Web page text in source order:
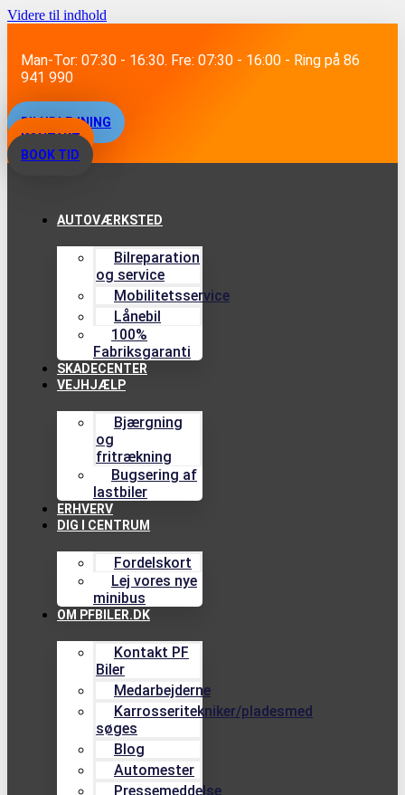
Videre til indhold
Man-Tor: 07:30 - 16:30. Fre: 07:30 - 16:00 - Ring på 86
941 990
BILUDLEJNING
KONTAKT
BOOK TID
AUTOVÆRKSTED
Bilreparation
og service
Mobilitetsservice
Lånebil
100%
Fabriksgaranti
SKADECENTER
VEJHJÆLP
Bjærgning
og
fritrækning
Bugsering af
lastbiler
ERHVERV
DIG I CENTRUM
Fordelskort
Lej vores nye
minibus
OM PFBILER.DK
Kontakt PF
Biler
Medarbejderne
Karrosseritekniker/pladesmed
søges
Blog
Automester
Pressemeddelse